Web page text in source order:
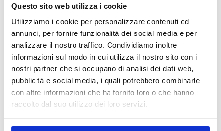
Questo sito web utilizza i cookie
Utilizziamo i cookie per personalizzare contenuti ed
annunci, per fornire funzionalità dei social media e per
analizzare il nostro traffico. Condividiamo inoltre
informazioni sul modo in cui utilizza il nostro sito con i
nostri partner che si occupano di analisi dei dati web,
pubblicità e social media, i quali potrebbero combinarle
con altre informazioni che ha fornito loro o che hanno
raccolto dal suo utilizzo dei loro servizi.